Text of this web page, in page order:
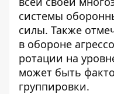
системы
силы. Также
в обороне
ротации на
может быть
группировки.